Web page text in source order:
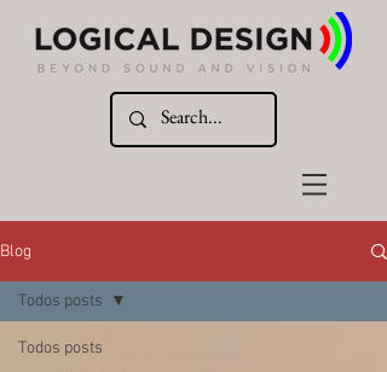
Blog
Todos posts
Todos posts